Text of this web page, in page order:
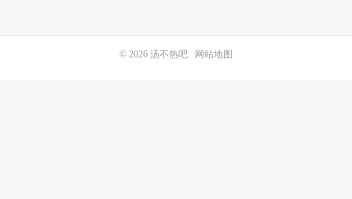
© 2026 汤不热吧 网站地图